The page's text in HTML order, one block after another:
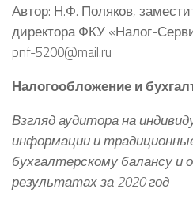
Автор: Н.Ф. Поляков,
директора ФКУ «Налог-
pnf-5200@mail.ru
Налогообложение и
Взгляд аудитора на
информации и
бухгалтерскому балансу
результатах за 2020 год